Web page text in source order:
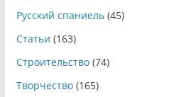
Русский спаниель(45)
Статьи (163)
Строительство(74)
Творчество(165)